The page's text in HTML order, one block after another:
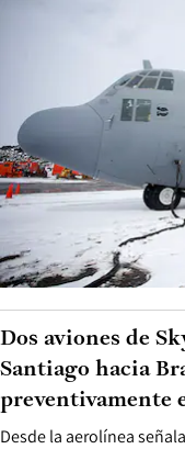
Desde la aerolínea
Dos aviones de
Santiago hacia
preventivamente